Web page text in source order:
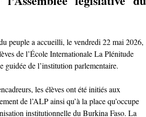
peuple a accueilli, le vendredi 22 mai 2026,
de l’École Internationale La Plénitude
guidée de l’institution parlementaire.
les élèves ont été initiés aux
de l’ALP ainsi qu’à la place qu’occupe
institutionnelle du Burkina Faso. La